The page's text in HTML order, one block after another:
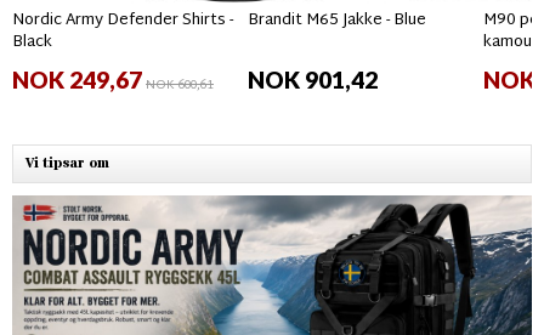
Nordic Army Defender Shirts -
Black
NOK 249,67NOK 600,61
Brandit M65 Jakke - Blue
NOK 901,42
M90
NOK
Vi tipsar om